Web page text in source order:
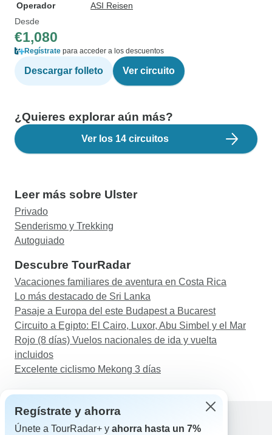
Operador
ASI Reisen
Desde
€1,080
Regístrate para acceder a los descuentos
Descargar folleto Ver circuito
¿Quieres explorar aún más?
Ver los 14 circuitos
Leer más sobre Ulster
Privado
Senderismo y Trekking
Autoguiado
Descubre TourRadar
Vacaciones familiares de aventura en Costa Rica
Lo más destacado de Sri Lanka
Pasaje a Europa del este Budapest a Bucarest
Circuito a Egipto: El Cairo, Luxor, Abu Simbel y el Mar
Rojo (8 días) Vuelos nacionales de ida y vuelta
incluidos
Excelente ciclismo Mekong 3 días
Regístrate y ahorra
Únete a TourRadar+ y ahorra hasta un 7%